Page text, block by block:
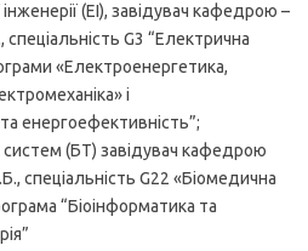
(ЕІ), завідувач кафедрою –
G3 “Електрична
«Електроенергетика,
і
енергоефективність”;
систем (БТ) завідувач кафедрою
спеціальність G22 «Біомедична
“Біоінформатика та